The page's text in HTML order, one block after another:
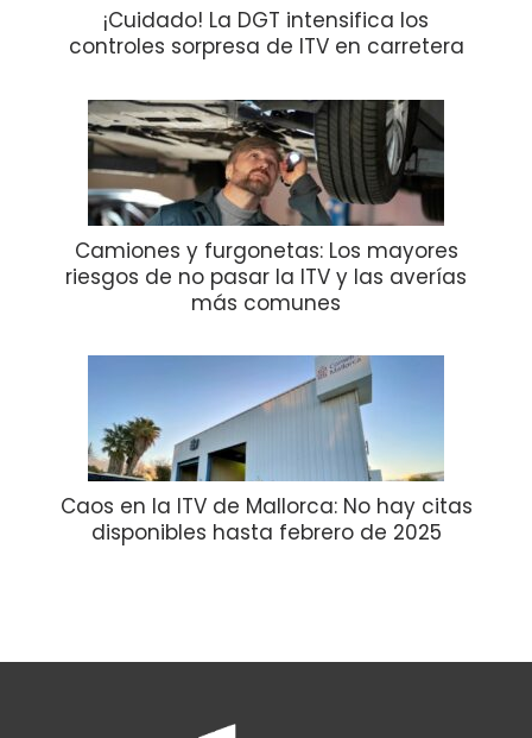
¡Cuidado! La DGT intensifica los
controles sorpresa de ITV en carretera
Camiones y furgonetas: Los mayores
riesgos de no pasar la ITV y las averías
más comunes
Caos en la ITV de Mallorca: No hay citas
disponibles hasta febrero de 2025